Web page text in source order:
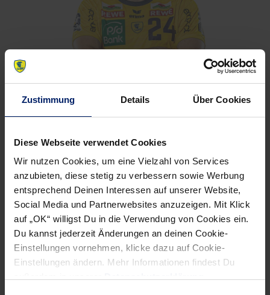
Zustimmung Details Über Cookies
Diese Webseite verwendet Cookies
Wir nutzen Cookies, um eine Vielzahl von Services
anzubieten, diese stetig zu verbessern sowie Werbung
entsprechend Deinen Interessen auf unserer Website,
Social Media und Partnerwebsites anzuzeigen. Mit Klick
auf „OK“ willigst Du in die Verwendung von Cookies ein.
Du kannst jederzeit Änderungen an deinen Cookie-
Einstellungen vornehmen, klicke dazu auf Cookie-
Einstellungen ändern. Mehr Informationen findest Du